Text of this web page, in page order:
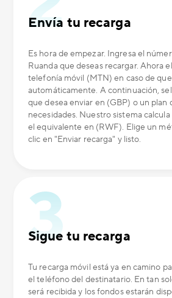
Envía tu recarga
Es hora de empezar. Ingresa el
Ruanda que deseas recargar. Ahora
telefonía móvil (MTN) en caso de
automáticamente. A continuación,
que desea enviar en (GBP) o un plan
necesidades. Nuestro sistema
el equivalente en (RWF). Elige un
clic en "Enviar recarga" y listo.
Sigue tu recarga
Tu recarga móvil está ya en camino
el teléfono del destinatario. En tan
será recibida y los fondos estarán